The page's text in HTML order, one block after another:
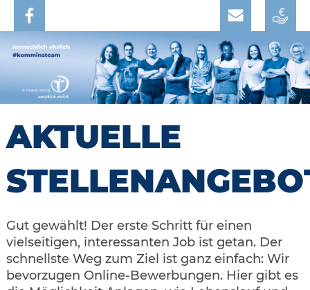
AKTUELLE
Gut gewählt! Der erste Schritt für einen
vielseitigen, interessanten Job ist getan. Der
schnellste Weg zum Ziel ist ganz einfach: Wir
bevorzugen Online-Bewerbungen. Hier gibt es